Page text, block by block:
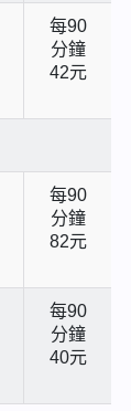
每90
分鐘
42元
每90
分鐘
82元
每90
分鐘
40元